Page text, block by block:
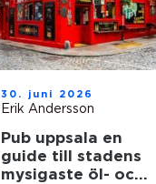
30. juni 2026
Erik Andersson
Pub uppsala en
guide till stadens
mysigaste öl- och